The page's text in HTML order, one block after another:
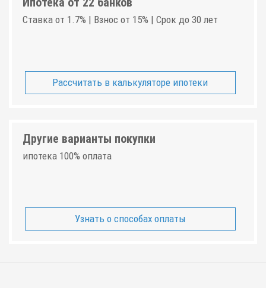
Ставка от 1.7% | Взнос от 15% | Срок до 30 лет
Рассчитать в калькуляторе ипотеки
Другие варианты покупки
ипотека 100% оплата
Узнать о способах оплаты